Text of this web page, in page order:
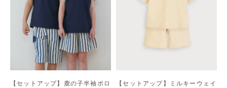
【セットアップ】鹿の子半袖ポロ
【セットアップ】ミルキーウェイ